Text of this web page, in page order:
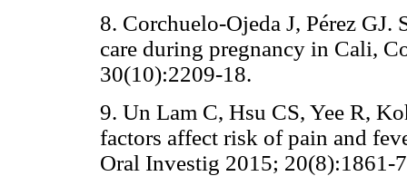
8. Corchuelo-Ojeda J, Pérez
care during pregnancy in Cali,
30(10):2209-18.
9. Un Lam C, Hsu CS, Yee R,
factors affect risk of pain and
Oral Investig 2015; 20(8):1861-